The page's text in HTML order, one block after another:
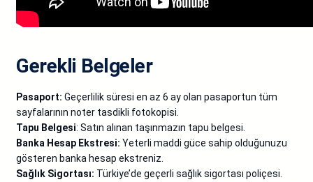
Gerekli Belgeler
Pasaport: Geçerlilik süresi en az 6 ay olan pasaportun tüm
sayfalarının noter tasdikli fotokopisi.
Tapu Belgesi: Satın alınan taşınmazın tapu belgesi.
Banka Hesap Ekstresi: Yeterli maddi güce sahip olduğunuzu
gösteren banka hesap ekstreniz.
Sağlık Sigortası: Türkiye’de geçerli sağlık sigortası poliçesi.